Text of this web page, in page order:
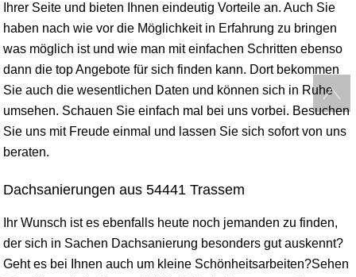
Ihrer Seite und bieten Ihnen eindeutig Vorteile an. Auch Sie
haben nach wie vor die Möglichkeit in Erfahrung zu bringen
was möglich ist und wie man mit einfachen Schritten ebenso
dann die top Angebote für sich finden kann. Dort bekommen
Sie auch die wesentlichen Daten und können sich in Ruhe
umsehen. Schauen Sie einfach mal bei uns vorbei. Besuchen
Sie uns mit Freude einmal und lassen Sie sich sofort von uns
beraten.
Dachsanierungen aus 54441 Trassem
Ihr Wunsch ist es ebenfalls heute noch jemanden zu finden,
der sich in Sachen Dachsanierung besonders gut auskennt?
Geht es bei Ihnen auch um kleine Schönheitsarbeiten?Sehen